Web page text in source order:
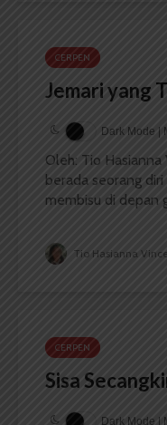
CERPEN
Jemari yang
Dark Mode |
Oleh: Tio
berada seorang
membisu di depan
Tio Hasianna
CERPEN
Sisa
Dark Mode |